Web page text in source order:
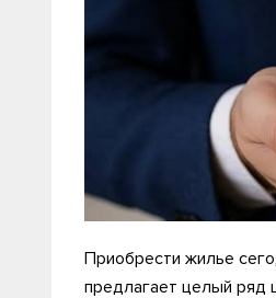
Приобрести жилье
предлагает целый ряд